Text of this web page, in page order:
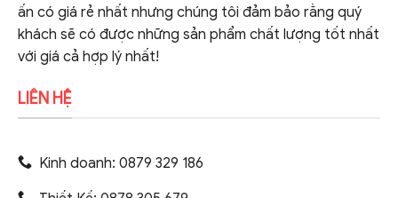
ấn có giá rẻ nhất nhưng chúng tôi đảm bảo rằng quý
khách sẽ có được những sản phẩm chất lượng tốt nhất
với giá cả hợp lý nhất!
LIÊN HỆ
Kinh doanh: 0879 329 186